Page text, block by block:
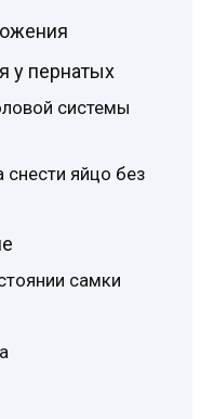
у пернатых
системы
яйцо без
самки